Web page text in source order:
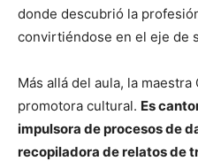
donde descubrió la
convirtiéndose en el eje de
Más allá del aula, la
promotora cultural. Es
impulsora de procesos de
recopiladora de relatos de